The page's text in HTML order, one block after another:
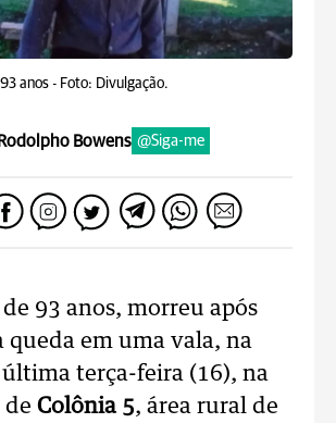
anos - Foto: Divulgação.
Bowens @Siga-me
93 anos, morreu após
queda em uma vala, na
terça-feira (16), na
de Colônia 5, área rural de